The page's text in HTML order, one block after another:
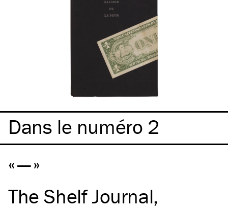
Dans le numéro 2
—
The Shelf Journal,